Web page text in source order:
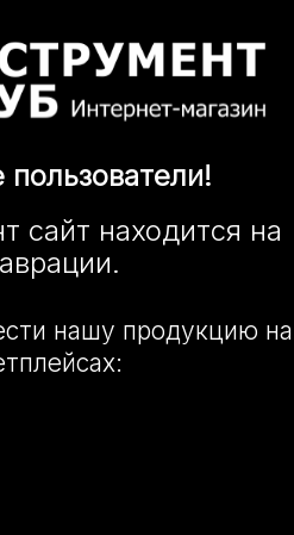
пользователи!
сайт находится на
нашу продукцию на